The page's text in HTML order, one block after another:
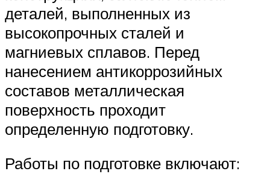
деталей, выполненных из
высокопрочных сталей и
магниевых сплавов. Перед
нанесением антикоррозийных
составов металлическая
поверхность проходит
определенную подготовку.
Работы по подготовке включают: